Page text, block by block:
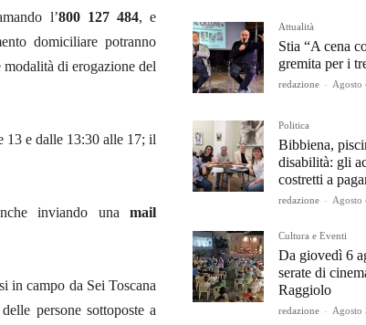
l’800 127 484, e
domiciliare potranno
di erogazione del
e dalle 13:30 alle 17; il
inviando una mail
in campo da Sei Toscana
persone sottoposte a
Attualità
Stia “A cena
gremita per i
redazione - Agosto
Politica
Bibbiena,
disabilità: gli
costretti a
redazione - Agosto
Cultura e Eventi
Da giovedì 6
serate di
Raggiolo
redazione - Agosto